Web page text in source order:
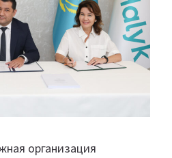
организация